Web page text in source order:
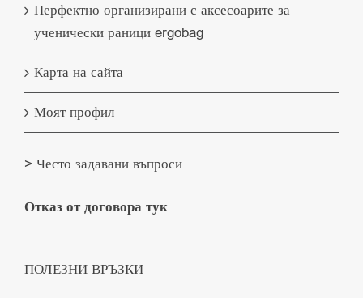
Перфектно организирани с аксесоарите за
ученически раници ergobag
Карта на сайта
Моят профил
> Често задавани въпроси
Отказ от договора тук
ПОЛЕЗНИ ВРЪЗКИ